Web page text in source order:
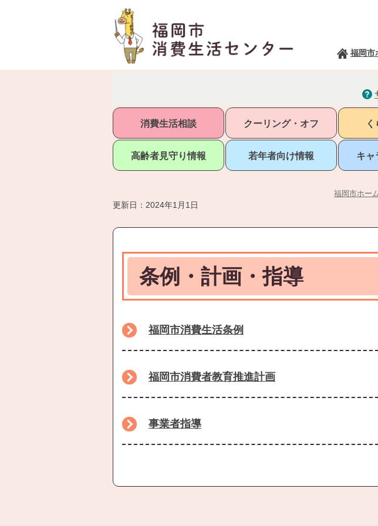
福岡市
消費生活相談 クーリング・オフ
高齢者見守り情報 若年者向け情報 キャ
福岡市ホー
更新日：2024年1月1日
条例・計画・指導
福岡市消費生活条例
福岡市消費者教育推進計画
事業者指導